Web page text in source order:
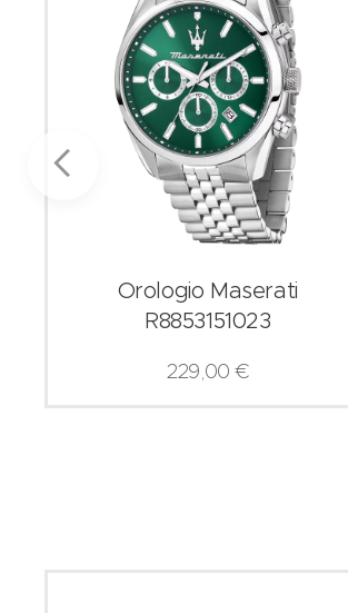
Orologio Maserati
R8853151023
229,00 €